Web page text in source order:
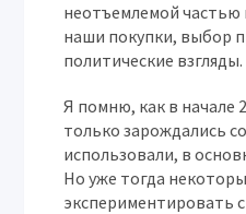
неотъемлемой частью
наши покупки, выбор
политические взгляды.
Я помню, как в начале
только зарождались
использовали, в
Но уже тогда
экспериментировать